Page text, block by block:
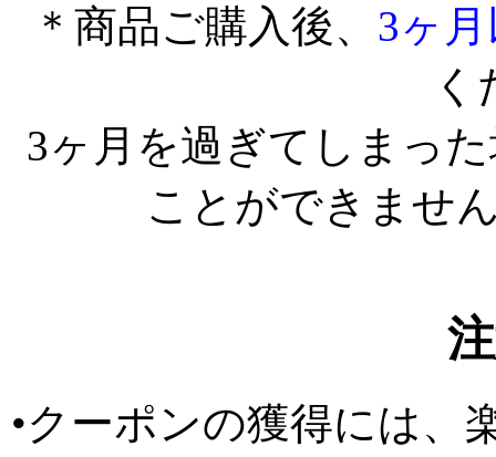
＊商品ご購入後、 3ヶ
く
3ヶ月を過ぎてしまっ
ことができませ
•クーポンの獲得には、